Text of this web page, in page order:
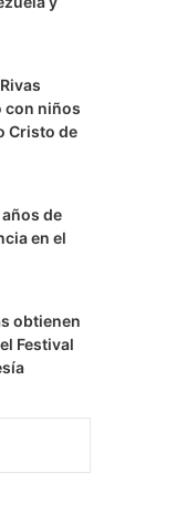
con niños
Cristo de
de
en el
obtienen
Festival